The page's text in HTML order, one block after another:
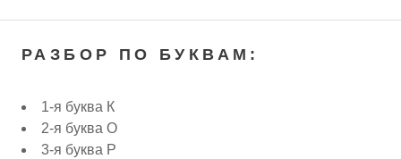
РАЗБОР ПО БУКВАМ:
1-я буква К
2-я буква О
3-я буква Р